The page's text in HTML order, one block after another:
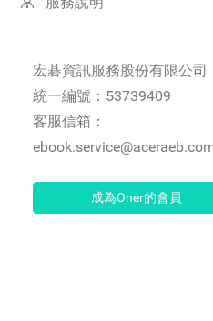
宏碁資訊服務股份有限公司
統一編號：53739409
客服信箱：
成為Oner的會員